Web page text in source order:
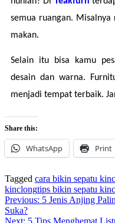
semua ruangan.
makan.
Selain itu bisa kamu
desain dan warna.
menjadi tempat terbaik.
Share this:
WhatsApp Print
Tagged cara bikin sepatu
kinclongtips bikin sepatu
Previous: 5 Jenis Anjing
Suka?
Next: 5 Tips Menghemat